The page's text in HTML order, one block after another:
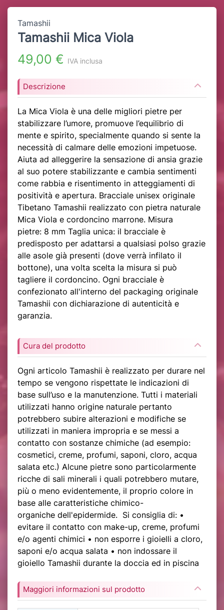
Tamashii
Tamashii Mica Viola
49,00 € IVA inclusa
Descrizione
La Mica Viola è una delle migliori pietre per
stabilizzare l’umore, promuove l’equilibrio di
mente e spirito, specialmente quando si sente la
necessità di calmare delle emozioni impetuose.
Aiuta ad alleggerire la sensazione di ansia grazie
al suo potere stabilizzante e cambia sentimenti
come rabbia e risentimento in atteggiamenti di
positività e apertura. Bracciale unisex originale
Tibetano Tamashii realizzato con pietra naturale
Mica Viola e cordoncino marrone. Misura
pietre: 8 mm Taglia unica: il bracciale è
predisposto per adattarsi a qualsiasi polso grazie
alle asole già presenti (dove verrà infilato il
bottone), una volta scelta la misura si può
tagliere il cordoncino. Ogni bracciale è
confezionato all'interno del packaging originale
Tamashii con dichiarazione di autenticità e
garanzia.
Cura del prodotto
Ogni articolo Tamashii è realizzato per durare nel
tempo se vengono rispettate le indicazioni di
base sull’uso e la manutenzione. Tutti i materiali
utilizzati hanno origine naturale pertanto
potrebbero subire alterazioni e modifiche se
utilizzati in maniera impropria e se messi a
contatto con sostanze chimiche (ad esempio:
cosmetici, creme, profumi, saponi, cloro, acqua
salata etc.) Alcune pietre sono particolarmente
ricche di sali minerali i quali potrebbero mutare,
più o meno evidentemente, il proprio colore in
base alle caratteristiche chimico-
organiche dell'epidermide. Si consiglia di: •
evitare il contatto con make-up, creme, profumi
e/o agenti chimici • non esporre i gioielli a cloro,
saponi e/o acqua salata • non indossare il
gioiello Tamashii durante la doccia ed in piscina
Maggiori informazioni sul prodotto